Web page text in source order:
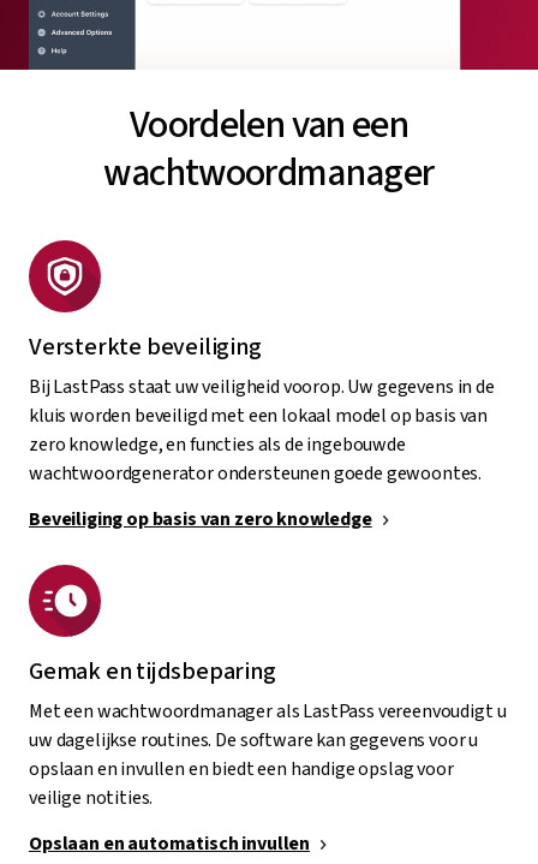
Voordelen van een
wachtwoordmanager
Versterkte beveiliging
Bij LastPass staat uw veiligheid voorop. Uw gegevens in de
kluis worden beveiligd met een lokaal model op basis van
zero knowledge, en functies als de ingebouwde
wachtwoordgenerator ondersteunen goede gewoontes.
Beveiliging op basis van zero knowledge
Gemak en tijdsbeparing
Met een wachtwoordmanager als LastPass vereenvoudigt u
uw dagelijkse routines. De software kan gegevens voor u
opslaan en invullen en biedt een handige opslag voor
veilige notities.
Opslaan en automatisch invullen